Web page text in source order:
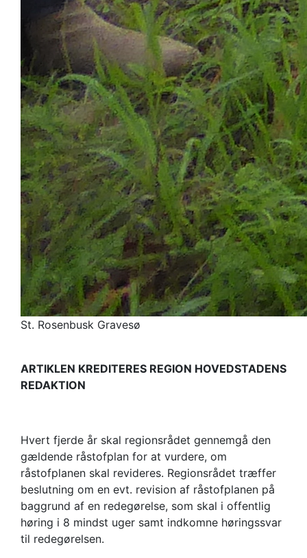
St. Rosenbusk Gravesø
ARTIKLEN KREDITERES REGION HOVEDSTADENS
REDAKTION
Hvert fjerde år skal regionsrådet gennemgå den
gældende råstofplan for at vurdere, om
råstofplanen skal​ revideres. Regionsrådet træffer
beslutning om en evt. revision af råstofplanen på
baggrund af en redegørelse, som skal i offentlig
høring i 8 mindst uger samt indkomne høringssvar
til redegørelsen.